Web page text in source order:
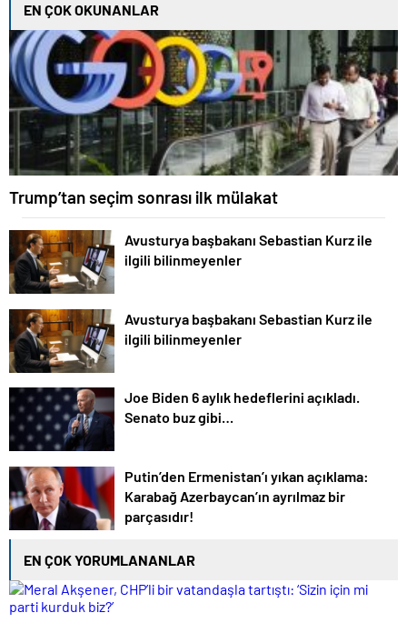
EN ÇOK OKUNANLAR
Trump’tan seçim sonrası ilk mülakat
Avusturya başbakanı Sebastian Kurz ile
ilgili bilinmeyenler
Avusturya başbakanı Sebastian Kurz ile
ilgili bilinmeyenler
Joe Biden 6 aylık hedeflerini açıkladı.
Senato buz gibi…
Putin’den Ermenistan’ı yıkan açıklama:
Karabağ Azerbaycan’ın ayrılmaz bir
parçasıdır!
EN ÇOK YORUMLANANLAR